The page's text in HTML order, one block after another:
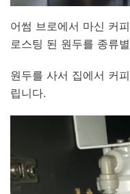
어썸 브로에서 마신 커
로스팅 된 원두를 종류
원두를 사서 집에서 커
립니다.